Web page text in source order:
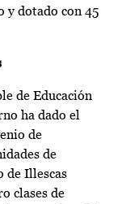
y dotado con 45
de Educación
ha dado el
de
de
de Illescas
clases de